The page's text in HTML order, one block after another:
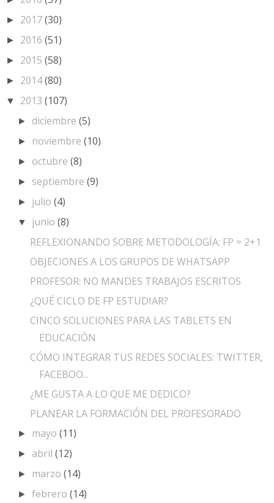
► 2017(30)
► 2016 (51)
► 2015 (58)
► 2014(80)
▼ 2013 (107)
► diciembre(5)
► noviembre(10)
► octubre(8)
► septiembre(9)
► julio(4)
▼ junio(8)
REFLEXIONANDO SOBRE METODOLOGÍA: FP = 2+1
OBJECIONES A LOS GRUPOS DE WHATSAPP
PROFESOR: NO MANDES TRABAJOS ESCRITOS
¿QUÉ CICLO DE FP ESTUDIAR?
CINCO SOLUCIONES PARA LAS TABLETS EN
EDUCACIÓN
CÓMO INTEGRAR TUS REDES SOCIALES: TWITTER,
FACEBOO...
¿ME GUSTA A LO QUE ME DEDICO?
PLANEAR LA FORMACIÓN DEL PROFESORADO
► mayo(11)
► abril(12)
► marzo(14)
►febrero(14)